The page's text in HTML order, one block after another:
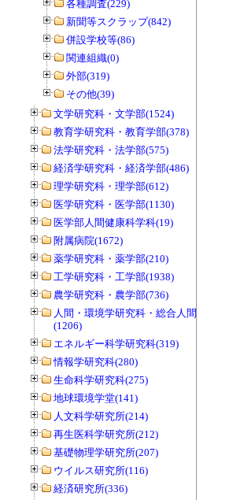
各種調査(229)
新聞等スクラップ(842)
併設学校等(86)
関連組織(0)
外部(319)
その他(39)
文学研究科・文学部(1524)
教育学研究科・教育学部(378)
法学研究科・法学部(575)
経済学研究科・経済学部(486)
理学研究科・理学部(612)
医学研究科・医学部(1130)
医学部人間健康科学科(19)
附属病院(1672)
薬学研究科・薬学部(210)
工学研究科・工学部(1938)
農学研究科・農学部(736)
人間・環境学研究科・総合人間学部
(1206)
エネルギー科学研究科(319)
情報学研究科(280)
生命科学研究科(275)
地球環境学堂(141)
人文科学研究所(214)
再生医科学研究所(212)
基礎物理学研究所(207)
ウイルス研究所(116)
経済研究所(336)